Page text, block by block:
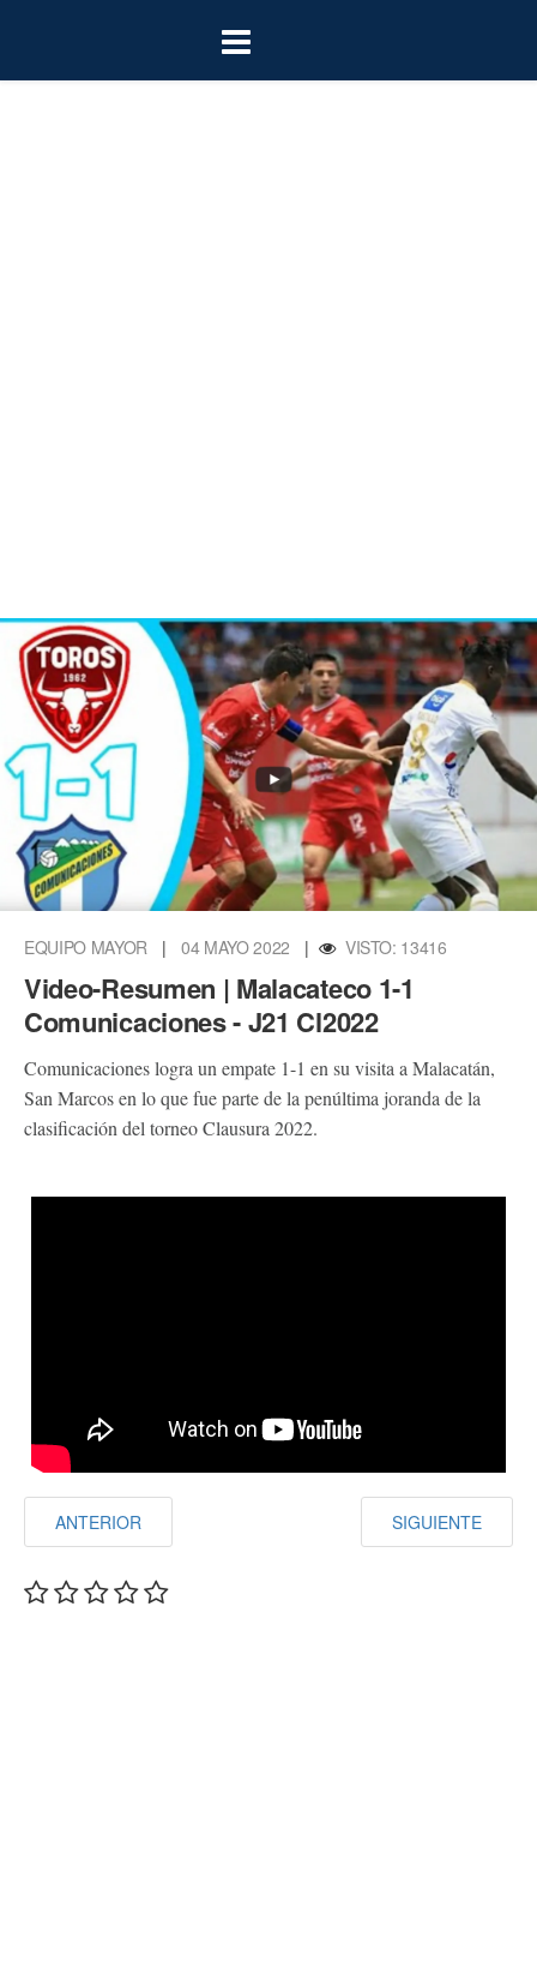
EQUIPO MAYOR | 04 MAYO 2022 | VISTO: 13416
Video-Resumen | Malacateco 1-1
Comunicaciones - J21 Cl2022
Comunicaciones logra un empate 1-1 en su visita a Malacatán,
San Marcos en lo que fue parte de la penúltima joranda de la
clasificación del torneo Clausura 2022.
ANTERIOR SIGUIENTE